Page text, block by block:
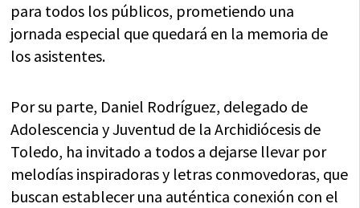
para todos los públicos, prometiendo una
jornada especial que quedará en la memoria de
los asistentes.
Por su parte, Daniel Rodríguez, delegado de
Adolescencia y Juventud de la Archidiócesis de
Toledo, ha invitado a todos a dejarse llevar por
melodías inspiradoras y letras conmovedoras, que
buscan establecer una auténtica conexión con el